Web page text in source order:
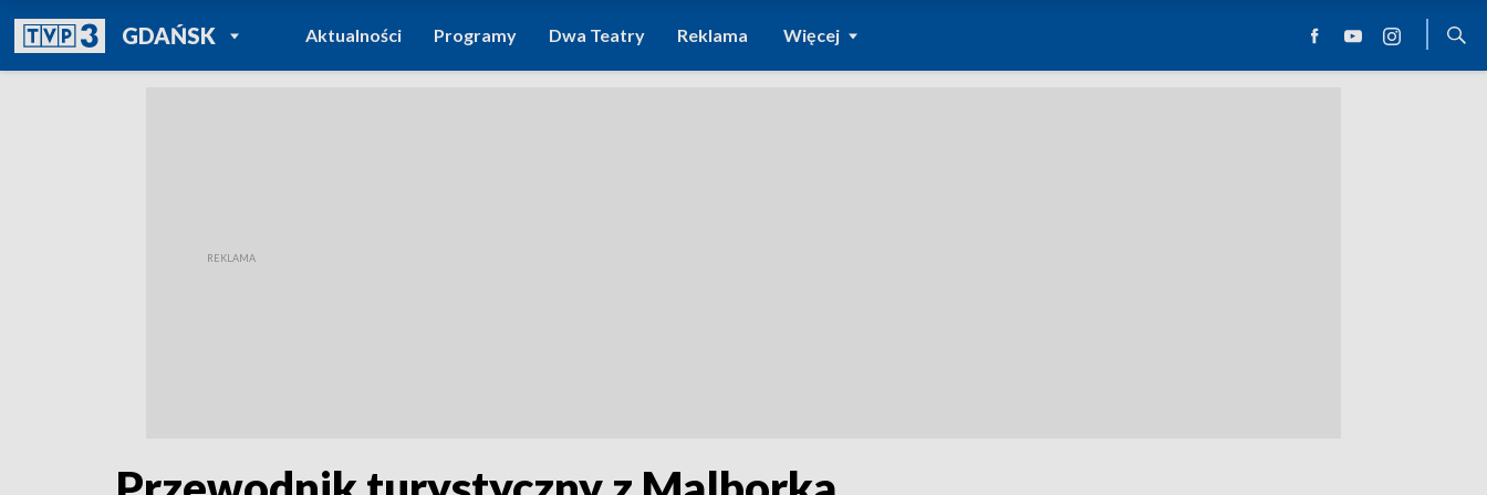
GDAŃSKPOWRÓT DO
TVP REGIONY
Aktualności Programy Dwa Teatry Reklama Więcej